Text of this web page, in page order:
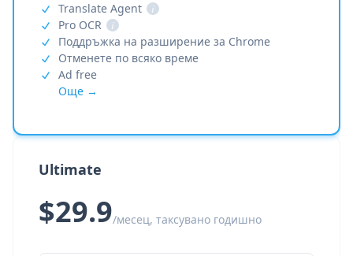
Translate Agent
i
Pro OCR
i
Поддръжка на разширение за Chrome
Отменете по всяко време
Ad free
Още →
Ultimate
$29.9/месец, таксувано годишно